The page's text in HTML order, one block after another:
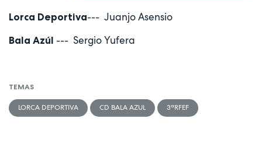
Lorca Deportiva--- Juanjo Asensio
Bala Azúl --- Sergio Yufera
TEMAS
LORCA DEPORTIVA CD BALA AZUL 3ªRFEF